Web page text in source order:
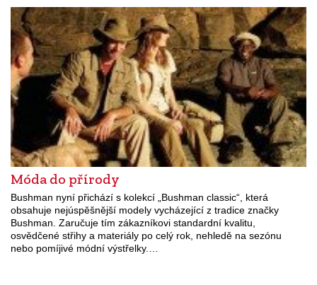
Móda do přírody
Bushman nyní přichází s kolekcí „Bushman classic“, která
obsahuje nejúspěšnější modely vycházející z tradice značky
Bushman. Zaručuje tím zákazníkovi standardní kvalitu,
osvědčené střihy a materiály po celý rok, nehledě na sezónu
nebo pomíjivé módní výstřelky.…